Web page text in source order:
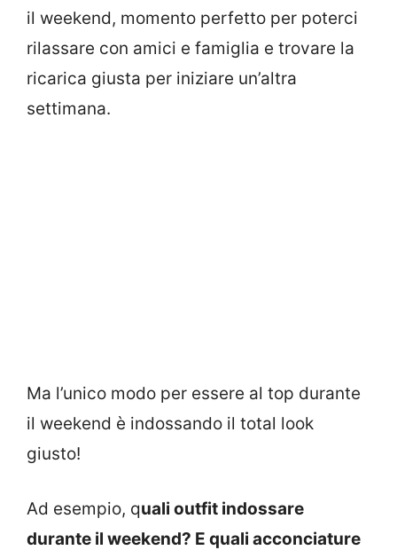
il weekend, momento perfetto per poterci
rilassare con amici e famiglia e trovare la
ricarica giusta per iniziare un’altra
settimana.
Ma l’unico modo per essere al top durante
il weekend è indossando il total look
giusto!
Ad esempio, quali outfit indossare
durante il weekend? E quali acconciature